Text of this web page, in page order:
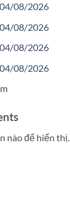
08/2026
08/2026
08/2026
08/2026
nào để hiển thị.